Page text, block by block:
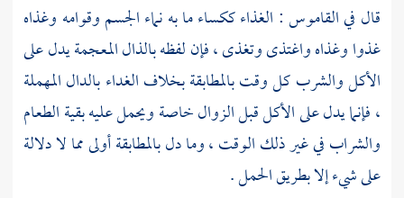
قال في القاموس : الغذاء ككساء ما به نماء الجسم وقوامه وغذاه
غذوا وغذاه واغتذى وتغذى ، فإن لفظه بالذال المعجمة يدل على
الأكل والشرب كل وقت بالمطابقة بخلاف الغداء بالدال المهملة
، فإنما يدل على الأكل قبل الزوال خاصة ويحمل عليه بقية الطعام
والشراب في غير ذلك الوقت ، وما دل بالمطابقة أولى مما لا دلالة
على شيء إلا بطريق الحمل .